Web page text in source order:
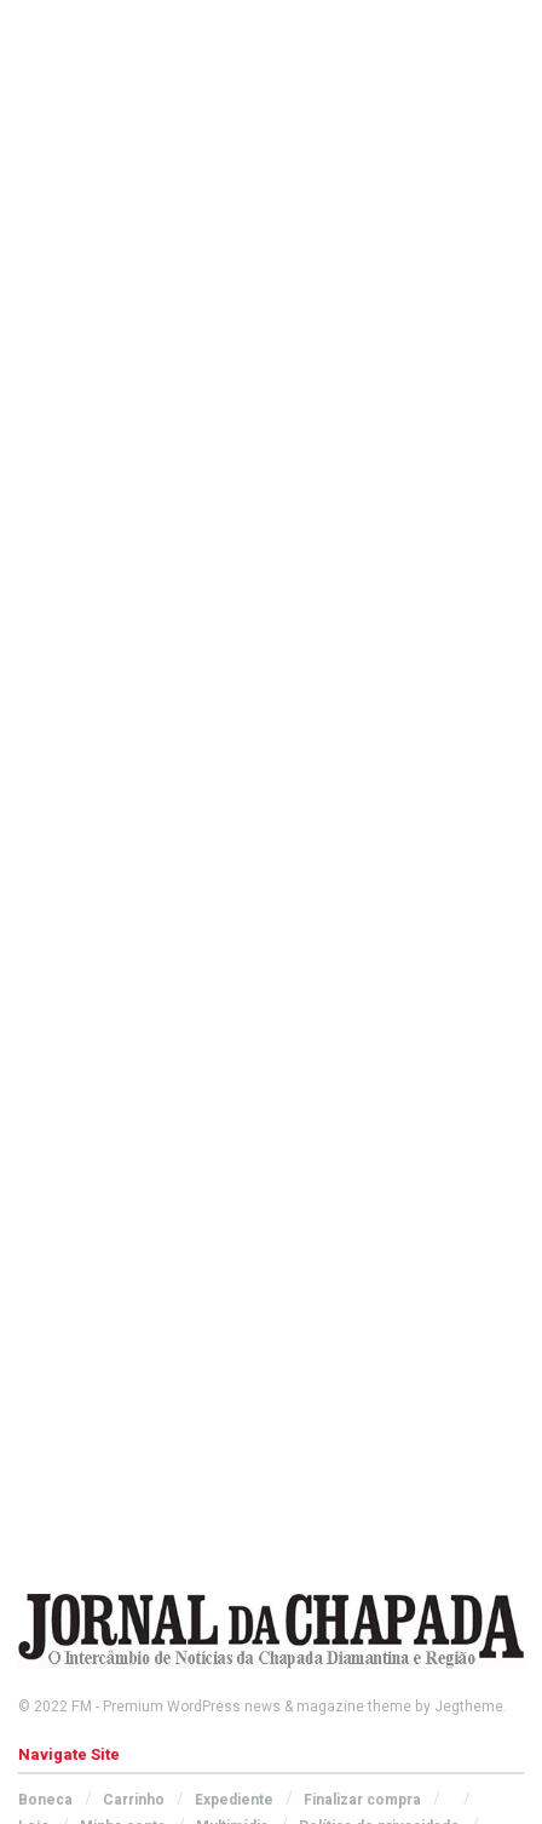
© 2022 FM - Premium WordPress news & magazine theme by Jegtheme.
Navigate Site
Boneca Carrinho Expediente
Finalizar compra